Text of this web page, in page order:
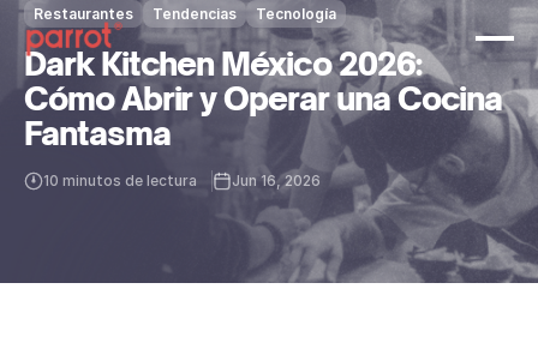
Restaurantes Tendencias Tecnología
Dark Kitchen México 2026:
Cómo Abrir y Operar una Cocina
Fantasma
10 minutos de lectura Jun 16, 2026